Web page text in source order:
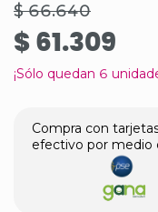
¡Sólo quedan 6
$ 66.640
$ 61.309
Compra con
efectivo por medio